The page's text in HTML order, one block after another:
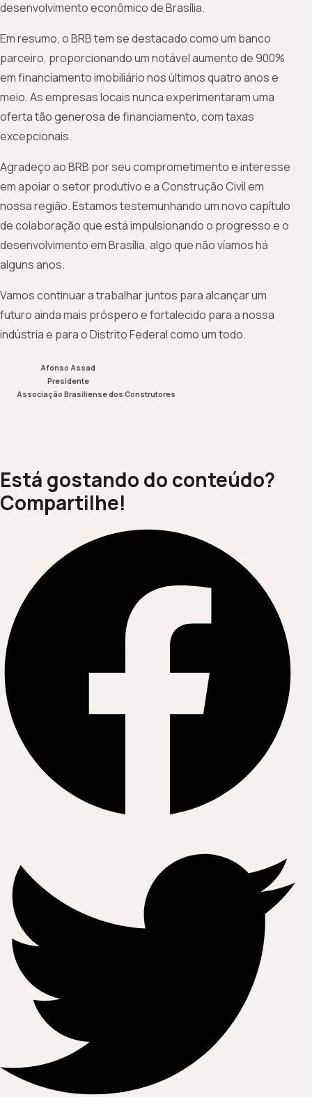
desenvolvimento econômico de Brasília.
Em resumo, o BRB tem se destacado como um banco
parceiro, proporcionando um notável aumento de 900%
em financiamento imobiliário nos últimos quatro anos e
meio. As empresas locais nunca experimentaram uma
oferta tão generosa de financiamento, com taxas
excepcionais.
Agradeço ao BRB por seu comprometimento e interesse
em apoiar o setor produtivo e a Construção Civil em
nossa região. Estamos testemunhando um novo capítulo
de colaboração que está impulsionando o progresso e o
desenvolvimento em Brasília, algo que não víamos há
alguns anos.
Vamos continuar a trabalhar juntos para alcançar um
futuro ainda mais próspero e fortalecido para a nossa
indústria e para o Distrito Federal como um todo.
Afonso Assad
Presidente
Associação Brasiliense dos Construtores
Está gostando do conteúdo?
Compartilhe!